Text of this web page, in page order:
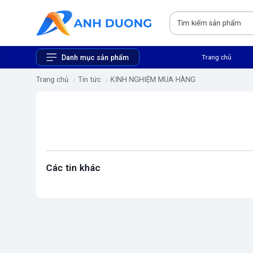
Danh mục sản phẩm Trang chủ
Trang chủ Tin tức KINH NGHIỆM MUA HÀNG
Các tin khác